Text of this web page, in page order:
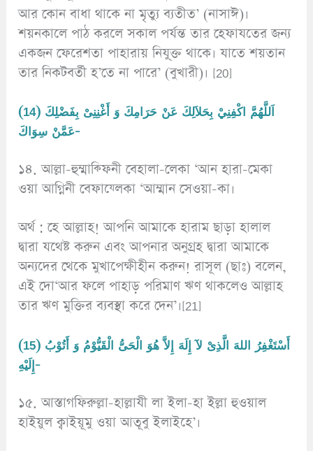
আর কোন বাধা থাকে না মৃত্যু ব্যতীত’ (নাসাঈ)।
শয়নকালে পাঠ করলে সকাল পর্যন্ত তার হেফাযতের জন্য
একজন ফেরেশতা পাহারায় নিযু্ক্ত থাকে। যাতে শয়তান
তার নিকটবর্তী হ’তে না পারে’ (বুখারী)। [20]
(14) اَللَّهُمَّ اكْفِنِيْ بِحَلاَلِكَ عَنْ حَرَامِكَ وَ أَغْنِنِىْ بِفَضْلِكَ
عَمَّنْ سِوَاكَ-
১৪. আল্লা-হুম্মাক্ফিনী বেহালা-লেকা ‘আন হারা-মেকা
ওয়া আগ্নিনী বেফায্লেকা ‘আম্মান সেওয়া-কা।
অর্থ : হে আল্লাহ! আপনি আমাকে হারাম ছাড়া হালাল
দ্বারা যথেষ্ট করুন এবং আপনার অনুগ্রহ দ্বারা আমাকে
অন্যদের থেকে মুখাপেক্ষীহীন করুন! রাসূল (ছাঃ) বলেন,
এই দো‘আর ফলে পাহাড় পরিমাণ ঋণ থাকলেও আল্লাহ
তার ঋণ মুক্তির ব্যবস্থা করে দেন’।[21]
(15) أَسْتَغْفِرُ اللهَ الَّذِىْ لآ إِلَهَ إِلاَّ هُوَ الْحَىُّ الْقَيُّوْمُ وَ أَتُوْبُ
إِلَيْهِ-
১৫. আস্তাগফিরুল্লা-হাল্লাযী লা ইলা-হা ইল্লা হুওয়াল
হাইয়ুল ক্বাইয়ূমু ওয়া আতূবু ইলাইহে’।